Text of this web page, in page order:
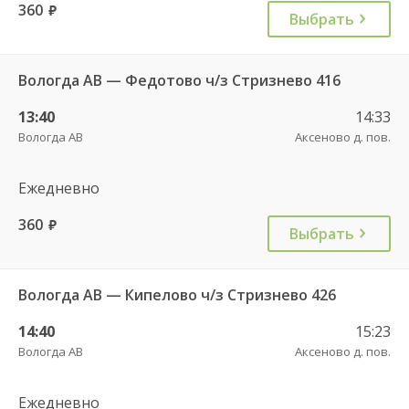
360 руб. Выбрать
Вологда АВ — Федотово ч/з Стризнево 416
13:40
Вологда АВ
14:33
Аксеново д. пов.
Ежедневно
360 руб. Выбрать
Вологда АВ — Кипелово ч/з Стризнево 426
14:40
Вологда АВ
15:23
Аксеново д. пов.
Ежедневно